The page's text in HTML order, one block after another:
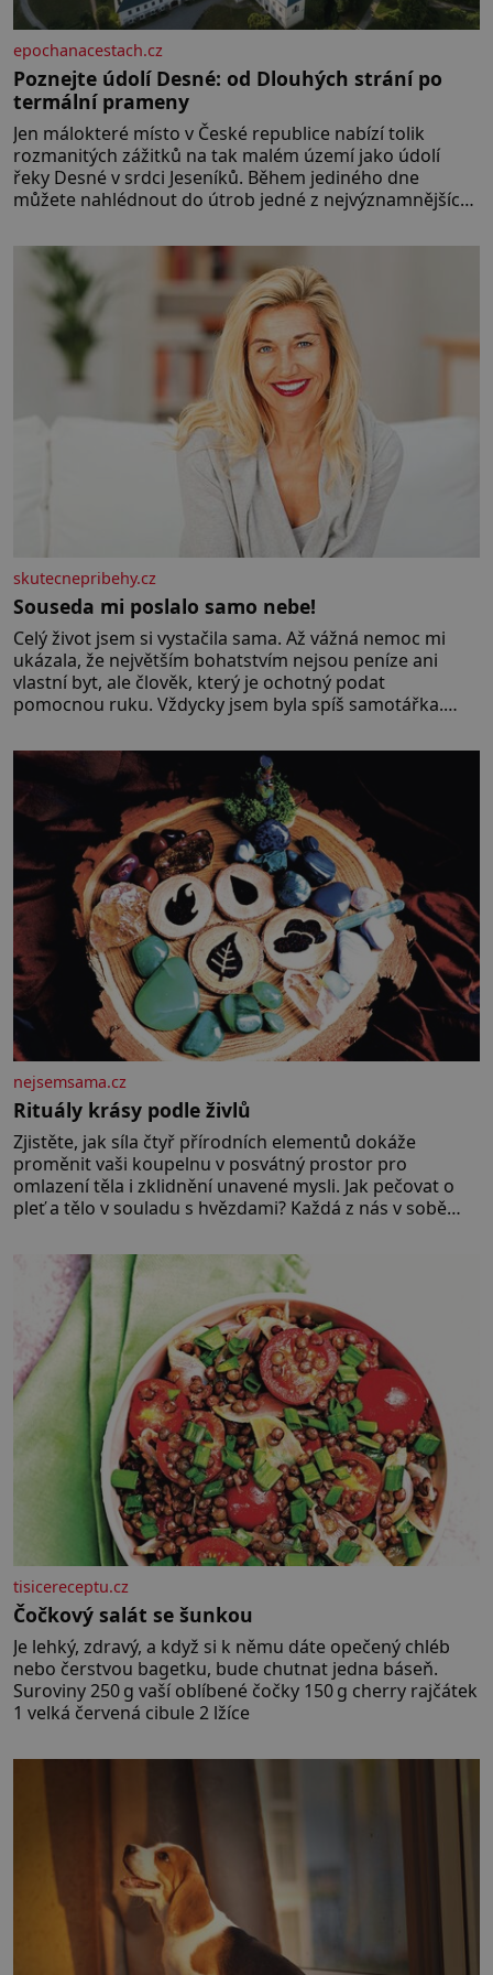
epochanacestach.cz
Poznejte údolí Desné: od Dlouhých strání po
termální prameny
Jen málokteré místo v České republice nabízí tolik
rozmanitých zážitků na tak malém území jako údolí
řeky Desné v srdci Jeseníků. Během jediného dne
můžete nahlédnout do útrob jedné z nejvýznamnějších
hřebeny, projet se na koloběžce a den zakončit
poznáváním památek ve Velkých Losinách nebo v
termálním
skutecnepribehy.cz
Souseda mi poslalo samo nebe!
Celý život jsem si vystačila sama. Až vážná nemoc mi
ukázala, že největším bohatstvím nejsou peníze ani
vlastní byt, ale člověk, který je ochotný podat
pomocnou ruku. Vždycky jsem byla spíš samotářka.
partnera. Stačily mi knihy, práce a hlavně klid. Hned po
studiích jsem odešla z rodného města,
nejsemsama.cz
Rituály krásy podle živlů
Zjistěte, jak síla čtyř přírodních elementů dokáže
proměnit vaši koupelnu v posvátný prostor pro
omlazení těla i zklidnění unavené mysli. Jak pečovat o
pleť a tělo v souladu s hvězdami? Každá z nás v sobě
povaze, ale i v potřebách naší pokožky. Ohnivá znamení
Ženy narozené ve znamení Berana, Lva a Střelce v sobě
nesou žár, odvahu a neutuchající elán. Vaše
tisicereceptu.cz
Čočkový salát se šunkou
Je lehký, zdravý, a když si k němu dáte opečený chléb
nebo čerstvou bagetku, bude chutnat jedna báseň.
Suroviny 250 g vaší oblíbené čočky 150 g cherry rajčátek
1 velká červená cibule 2 lžíce